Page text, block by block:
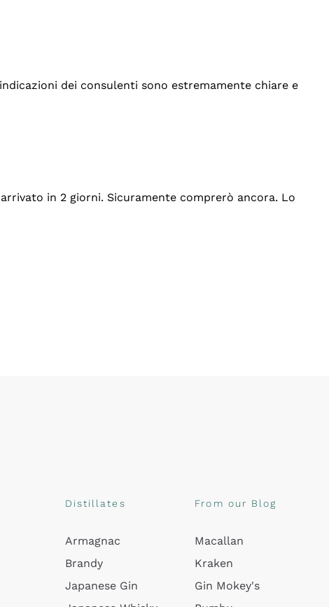
dei consulenti sono estremamente chiare e
in 2 giorni. Sicuramente comprerò ancora. Lo
Distillates
Armagnac
Brandy
Japanese Gin
From our Blog
Macallan
Kraken
Gin Mokey's